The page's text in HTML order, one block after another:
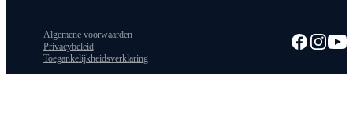
Algemene voorwaarden
Privacybeleid
Toegankelijkheidsverklaring